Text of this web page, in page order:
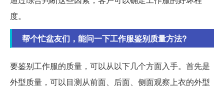
度。
帮个忙盆友们，能问一下工作服鉴别质量方法?
要鉴别工作服的质量，可以从以下几个方面入手。首先是
外型质量，可以目测从前面、后面、侧面观察上衣的外型